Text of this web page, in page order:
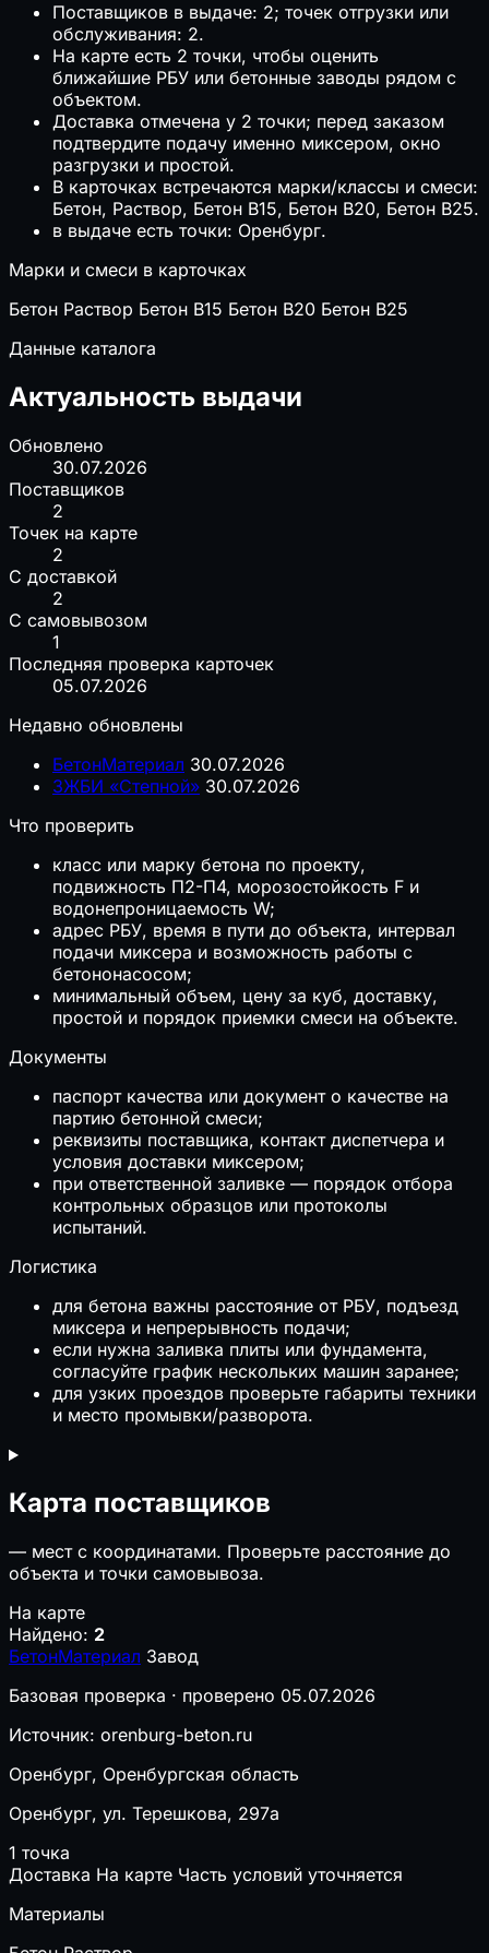
Поставщиков в выдаче: 2; точек отгрузки или
обслуживания: 2.
На карте есть 2 точки, чтобы оценить
ближайшие РБУ или бетонные заводы рядом с
объектом.
Доставка отмечена у 2 точки; перед заказом
подтвердите подачу именно миксером, окно
разгрузки и простой.
В карточках встречаются марки/классы и смеси:
Бетон, Раствор, Бетон B15, Бетон B20, Бетон B25.
в выдаче есть точки: Оренбург.
Марки и смеси в карточках
Бетон Раствор Бетон B15 Бетон B20 Бетон B25
Данные каталога
Актуальность выдачи
Обновлено
30.07.2026
Поставщиков
2
Точек на карте
2
С доставкой
2
С самовывозом
1
Последняя проверка карточек
05.07.2026
Недавно обновлены
БетонМатериал 30.07.2026
ЗЖБИ «Степной» 30.07.2026
Что проверить
класс или марку бетона по проекту,
подвижность П2-П4, морозостойкость F и
водонепроницаемость W;
адрес РБУ, время в пути до объекта, интервал
подачи миксера и возможность работы с
бетононасосом;
минимальный объем, цену за куб, доставку,
простой и порядок приемки смеси на объекте.
Документы
паспорт качества или документ о качестве на
партию бетонной смеси;
реквизиты поставщика, контакт диспетчера и
условия доставки миксером;
при ответственной заливке — порядок отбора
контрольных образцов или протоколы
испытаний.
Логистика
для бетона важны расстояние от РБУ, подъезд
миксера и непрерывность подачи;
если нужна заливка плиты или фундамента,
согласуйте график нескольких машин заранее;
для узких проездов проверьте габариты техники
и место промывки/разворота.
Карта поставщиков
— мест с координатами. Проверьте расстояние до
объекта и точки самовывоза.
На карте
Найдено: 2
БетонМатериал Завод
Базовая проверка · проверено 05.07.2026
Источник: orenburg-beton.ru
Оренбург, Оренбургская область
Оренбург, ул. Терешкова, 297а
1 точка
Доставка На карте Часть условий уточняется
Материалы